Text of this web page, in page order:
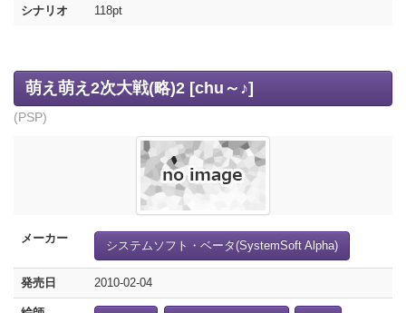
シナリオ 118pt
萌え萌え2次大戦(略)2 [chu～♪]
(PSP)
メーカー
システムソフト・ベータ(SystemSoft Alpha)
発売日 2010-02-04